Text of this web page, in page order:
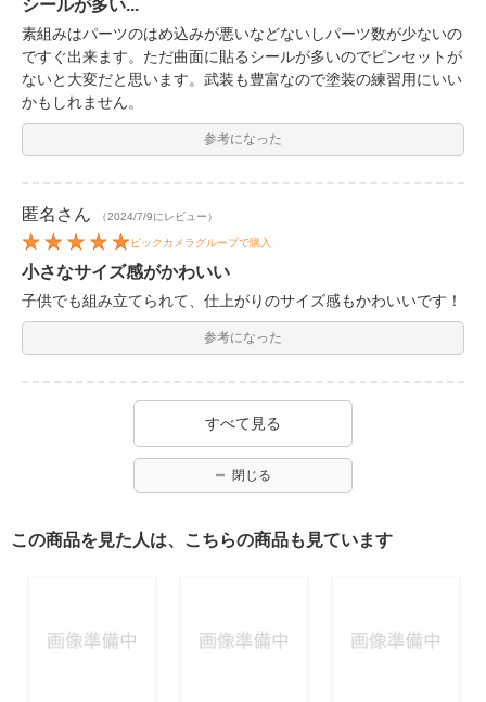
シールが多い...
素組みはパーツのはめ込みが悪いなどないしパーツ数が少ないの
ですぐ出来ます。ただ曲面に貼るシールが多いのでピンセットが
ないと大変だと思います。武装も豊富なので塗装の練習用にいい
かもしれません。
参考になった
匿名 さん （2024/7/9にレビュー）
ビックカメラグループで購入
小さなサイズ感がかわいい
子供でも組み立てられて、仕上がりのサイズ感もかわいいです！
参考になった
すべて見る
閉じる
この商品を見た人は、こちらの商品も見ています